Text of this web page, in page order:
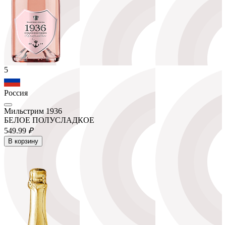
5
Россия
Мильстрим 1936
БЕЛОЕ ПОЛУСЛАДКОЕ
549.99 ₽
В корзину